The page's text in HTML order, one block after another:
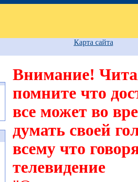
Карта сайта
Внимание!
помните что
все может во
думать своей
всему что
телевидение